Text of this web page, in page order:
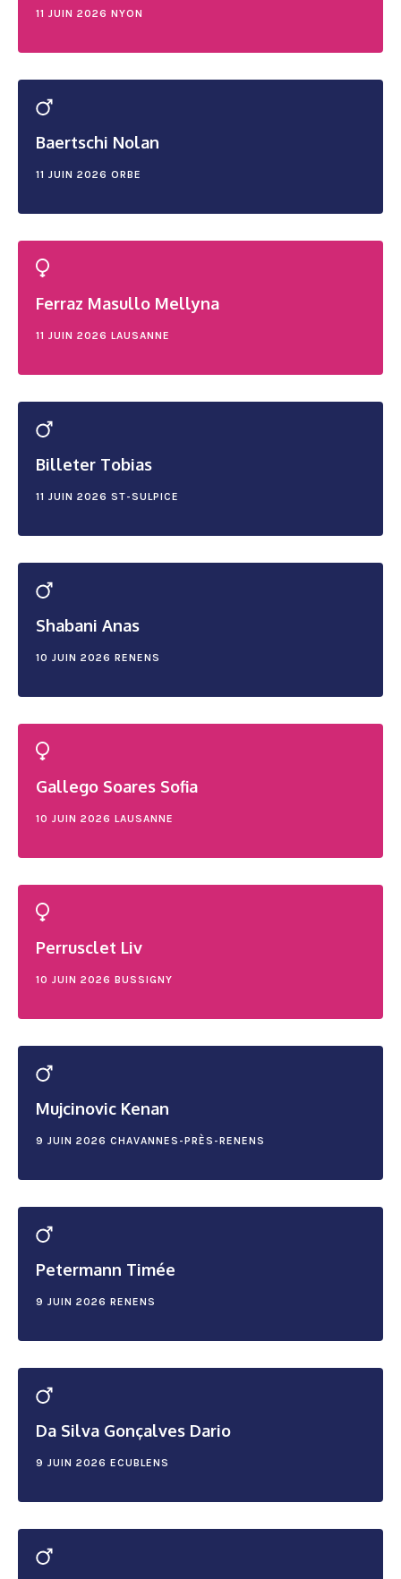
11 JUIN 2026 NYON
Baertschi Nolan
11 JUIN 2026 ORBE
Ferraz Masullo Mellyna
11 JUIN 2026 LAUSANNE
Billeter Tobias
11 JUIN 2026 ST-SULPICE
Shabani Anas
10 JUIN 2026 RENENS
Gallego Soares Sofia
10 JUIN 2026 LAUSANNE
Perrusclet Liv
10 JUIN 2026 BUSSIGNY
Mujcinovic Kenan
9 JUIN 2026 CHAVANNES-PRÈS-RENENS
Petermann Timée
9 JUIN 2026 RENENS
Da Silva Gonçalves Dario
9 JUIN 2026 ECUBLENS